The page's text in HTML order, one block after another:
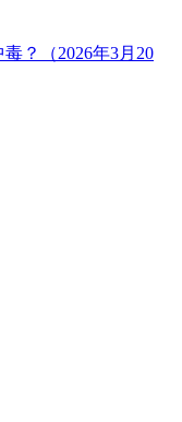
？（2026年3月20